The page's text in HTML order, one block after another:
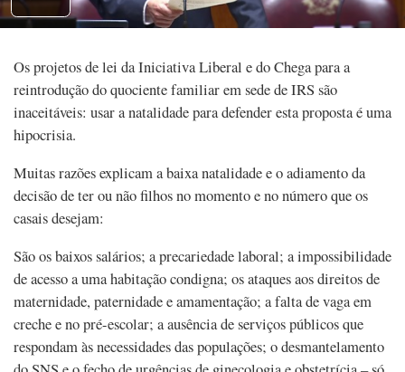
Os projetos de lei da Iniciativa Liberal e do Chega para a
reintrodução do quociente familiar em sede de IRS são
inaceitáveis: usar a natalidade para defender esta proposta é uma
hipocrisia.
Muitas razões explicam a baixa natalidade e o adiamento da
decisão de ter ou não filhos no momento e no número que os
casais desejam:
São os baixos salários; a precariedade laboral; a impossibilidade
de acesso a uma habitação condigna; os ataques aos direitos de
maternidade, paternidade e amamentação; a falta de vaga em
creche e no pré-escolar; a ausência de serviços públicos que
respondam às necessidades das populações; o desmantelamento